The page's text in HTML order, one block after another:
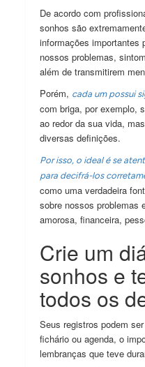
De acordo com
sonhos são
informações importantes
nossos problemas,
além de transmitirem
Porém, cada um possui
com briga, por exemplo,
ao redor da sua vida,
diversas definições.
Por isso, o ideal é se
para decifrá-los
como uma verdadeira
sobre nossos problemas
amorosa, financeira,
Crie um
sonhos e
todos os
Seus registros podem
fichário ou agenda, o
lembranças que teve